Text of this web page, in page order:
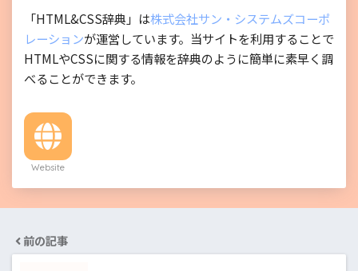
「HTML&CSS辞典」は株式会社サン・システムズコーポ
レーションが運営しています。当サイトを利用することで
HTMLやCSSに関する情報を辞典のように簡単に素早く調
べることができます。
Website
前の記事